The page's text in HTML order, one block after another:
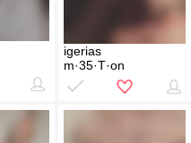
igerias
m·35·T·on